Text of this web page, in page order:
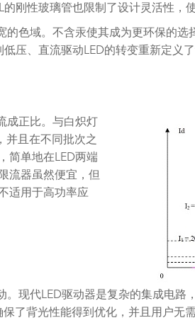
刚性玻璃管也限制了设计灵活性，
色域。不含汞使其成为更环保的
压、直流驱动LED的转变重新定义
成正比。与白炽灯
并且在不同批次之
简单地在LED两端
流器虽然便宜，但
适用于高功率应
现代LED驱动器是复杂的集成电
了背光性能得到优化，并且用户无